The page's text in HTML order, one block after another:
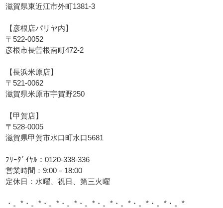
滋賀県東近江市外町1381-3
【彦根店パリヤ内】
〒522-0052
彦根市長曽根南町472-2
【長浜米原店】
〒521-0062
滋賀県米原市宇賀野250
【甲賀店】
〒528-0005
滋賀県甲賀市水口町水口5681
ﾌﾘｰﾀﾞｲﾔﾙ：0120-338-336
営業時間：9:00－18:00
定休日：水曜、祝日、第三火曜
・。*・。*・。*・。*・。*・。*・。*・。*・。*・。*